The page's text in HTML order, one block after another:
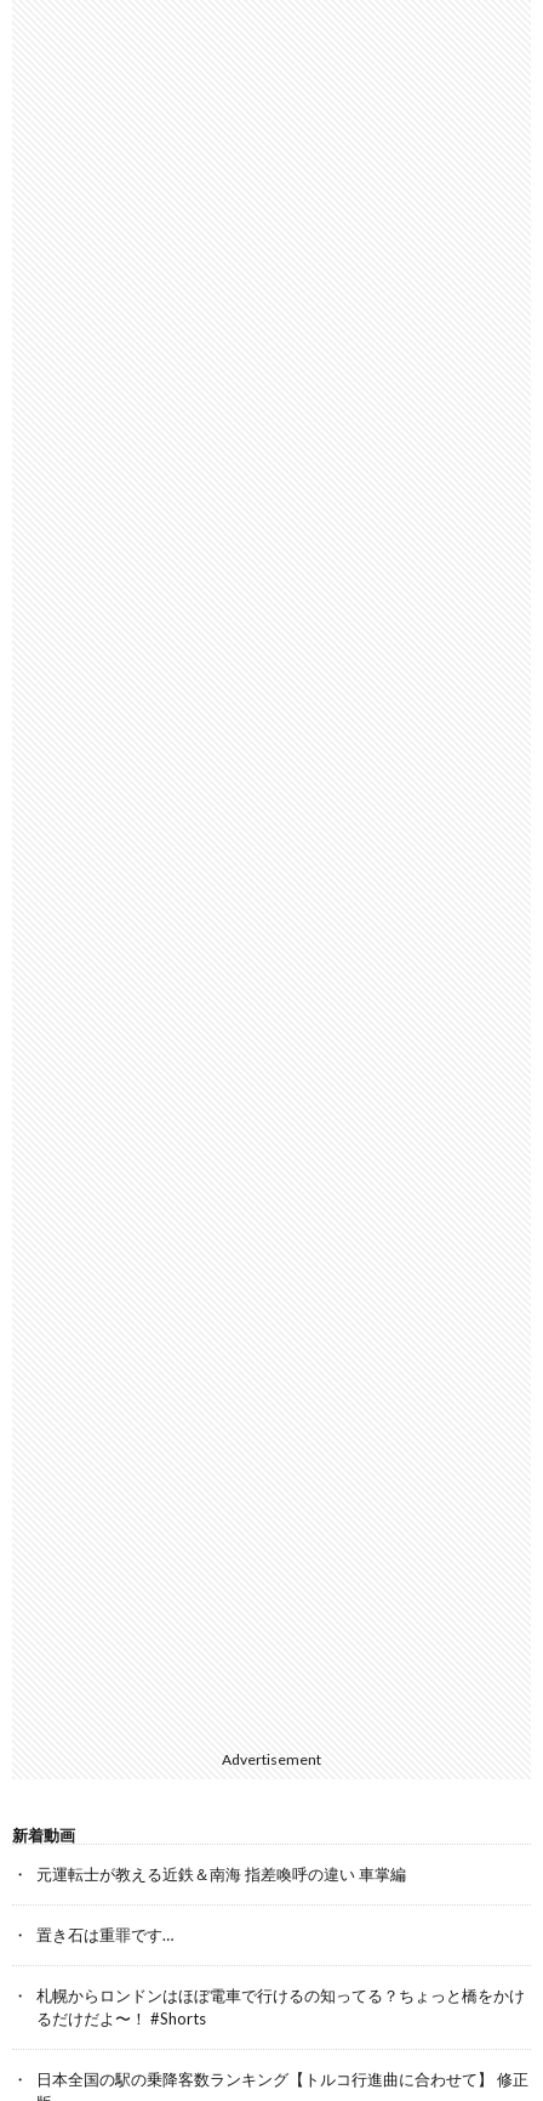
Advertisement
新着動画
元運転士が教える近鉄＆南海 指差喚呼の違い 車掌編
置き石は重罪です…
札幌からロンドンはほぼ電車で行けるの知ってる？ちょっと橋をかけ
るだけだよ〜！ #Shorts
日本全国の駅の乗降客数ランキング【トルコ行進曲に合わせて】 修正